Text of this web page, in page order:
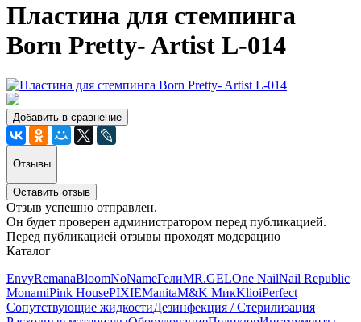
Пластина для стемпинга
Born Pretty- Artist L-014
Добавить в сравнение
Отзывы
Оставить отзыв
Отзыв успешно отправлен.
Он будет проверен администратором перед публикацией.
Перед публикацией отзывы проходят модерацию
Каталог
EnvyRemanaBloomNoNameГелиMR.GELOne NailNail Republic
MonamiPink HousePIXIEManitaM&K МикKlioiPerfect
Сопутствующие жидкостиДезинфекция / Стерилизация